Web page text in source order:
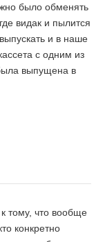
было обменять
видак и пылится
и в наше
с одним из
выпущена в
тому, что вообще
конкретно